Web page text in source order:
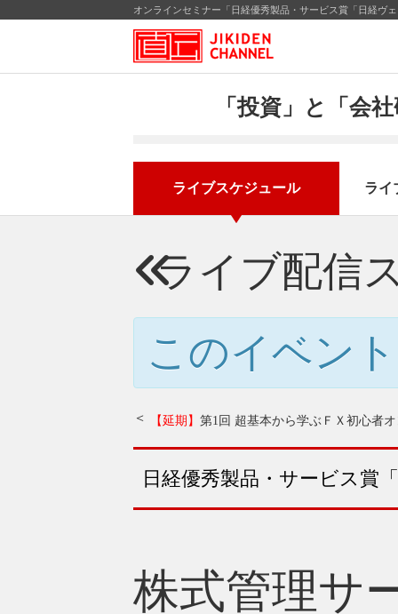
オンラインセミナー「日経優秀製品・サービス賞「日経ヴ
「投資」と「会
ライブスケジュール ライ
ライブ配信
このイベン
【延期】 第1回 超基本から学ぶＦＸ初心者
日経優秀製品・サービス賞
株式管理サ